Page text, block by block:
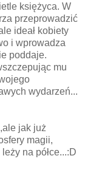
księżyca. W
przeprowadzić
ideał kobiety
i wprowadza
poddaje.
mu
wydarzeń...
jak już
magii,
na półce...:D